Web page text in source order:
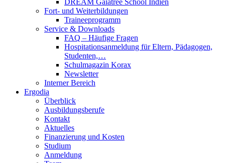
Fort- und Weiterbildungen
Traineeprogramm
Service & Downloads
FAQ – Häufige Fragen
Hospitationsanmeldung für Eltern, Pädagogen,
Studenten,…
Schulmagazin Korax
Newsletter
Interner Bereich
Ergodia
Überblick
Ausbildungsberufe
Kontakt
Aktuelles
Finanzierung und Kosten
Studium
Anmeldung